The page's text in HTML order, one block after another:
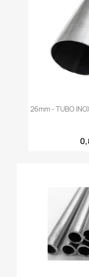
26mm - TUBO